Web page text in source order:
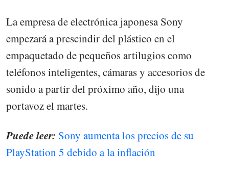
La empresa de electrónica japonesa Sony
empezará a prescindir del plástico en el
empaquetado de pequeños artilugios como
teléfonos inteligentes, cámaras y accesorios de
sonido a partir del próximo año, dijo una
portavoz el martes.
Puede leer: Sony aumenta los precios de su
PlayStation 5 debido a la inflación